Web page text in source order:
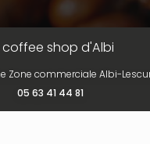
coffee shop d'Albi
Zone commerciale Albi-
05 63 41 44 81